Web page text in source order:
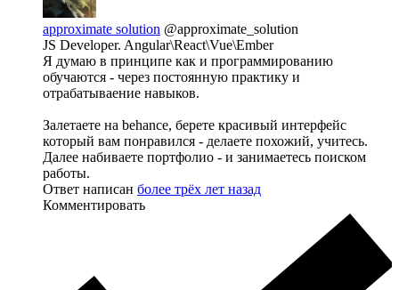
approximate solution @approximate_solution
JS Developer. Angular\React\Vue\Ember
Я думаю в принципе как и программированию
обучаются - через постоянную практику и
отрабатываение навыков.
Залетаете на behance, берете красивый интерфейс
который вам понравился - делаете похожий, учитесь.
Далее набиваете портфолио - и занимаетесь поиском
работы.
Ответ написан более трёх лет назад
Комментировать